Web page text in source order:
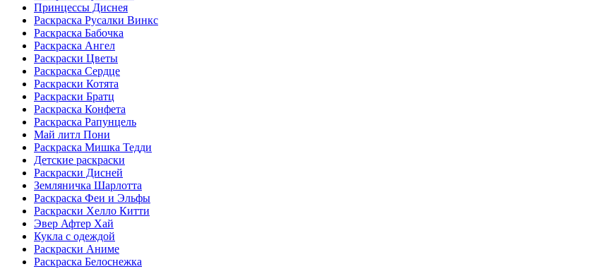
Принцессы Диснея
Раскраска Русалки Винкс
Раскраска Бабочка
Раскраска Ангел
Раскраски Цветы
Раскраска Сердце
Раскраски Котята
Раскраски Братц
Раскраска Конфета
Раскраска Рапунцель
Май литл Пони
Раскраска Мишка Тедди
Детские раскраски
Раскраски Дисней
Земляничка Шарлотта
Раскраска Феи и Эльфы
Раскраски Хелло Китти
Эвер Афтер Хай
Кукла с одеждой
Раскраски Аниме
Раскраска Белоснежка